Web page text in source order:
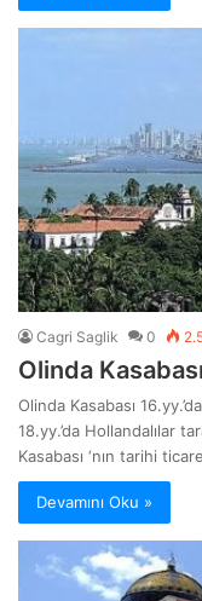
Cagri Saglik 0
Olinda Kasabası
Olinda Kasabası
18.yy.’da Hollandalılar
Kasabası ‘nın tarihi
Devamını Oku »